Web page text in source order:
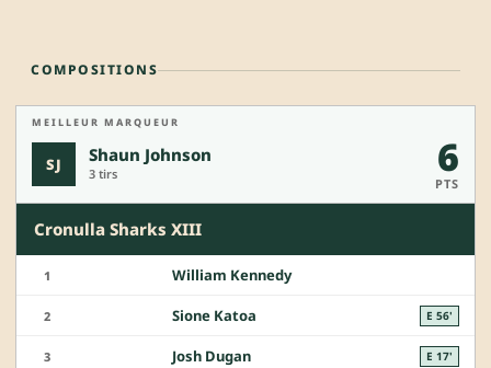
COMPOSITIONS
MEILLEUR MARQUEUR
SJ Shaun Johnson
3 tirs 6
PTS
Cronulla Sharks XIII
1 William Kennedy
2 Sione Katoa E 56'
3 Josh Dugan E 17'